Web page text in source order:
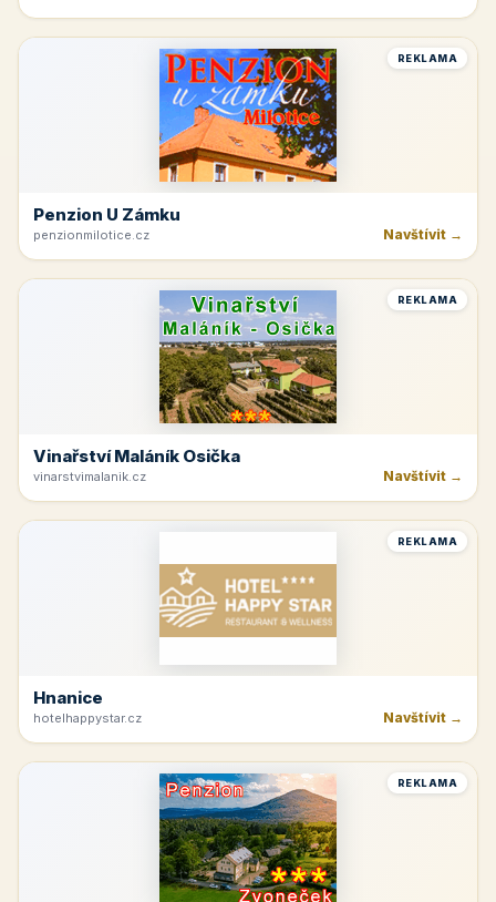
REKLAMA
Penzion U Zámku
penzionmilotice.cz Navštívit →
REKLAMA
Vinařství Maláník Osička
vinarstvimalanik.cz Navštívit →
REKLAMA
Hnanice
hotelhappystar.cz Navštívit →
REKLAMA